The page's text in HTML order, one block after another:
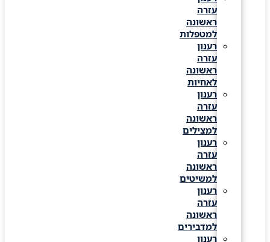
עזרה
ראשונה
למטפלות
רענון
עזרה
ראשונה
לאחיות
רענון
עזרה
ראשונה
למצילים
רענון
עזרה
ראשונה
למשיטים
רענון
עזרה
ראשונה
למדבירים
רענון